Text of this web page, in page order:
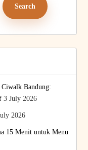
Bandung:
3 July 2026
2026
15 Menit untuk Menu